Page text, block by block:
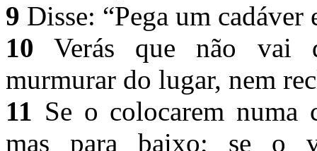
9 Disse: “Pega um
10 Verás que não vai
murmurar do lugar, nem
11 Se o colocarem numa
mas para baixo; se o